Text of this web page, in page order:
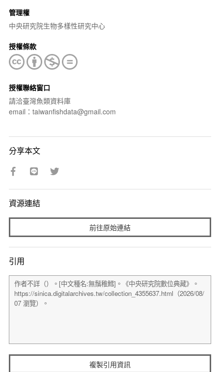
管理權
中央研究院生物多樣性研究中心
授權條款
授權聯絡窗口
請洽臺灣魚類資料庫
email：taiwanfishdata@gmail.com
分享本文
資源連結
前往原始連結
引用
複製引用資訊